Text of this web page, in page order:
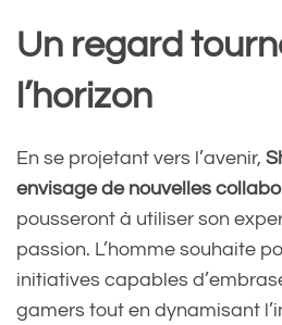
— Azario Lopez
(@azariosays)
Un regard
l’horizon
En se projetant vers l’avenir,
envisage de nouvelles
pousseront à utiliser son
passion. L’homme souhaite
initiatives capables
gamers tout en dynamisant